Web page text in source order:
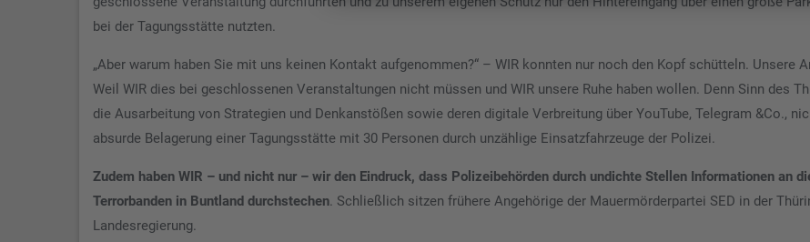
bei der Tagungsstätte nutzten.
„Aber warum haben Sie mit uns keinen Kontakt aufgenommen?“ – WIR konnten nur noch den Kopf schütteln. Unsere
Weil WIR dies bei geschlossenen Veranstaltungen nicht müssen und WIR unsere Ruhe haben wollen. Denn Sinn des
die Ausarbeitung von Strategien und Denkanstößen sowie deren digitale Verbreitung über YouTube, Telegram &Co.,
absurde Belagerung einer Tagungsstätte mit 30 Personen durch unzählige Einsatzfahrzeuge der Polizei.
Zudem haben WIR – und nicht nur – wir den Eindruck, dass Polizeibehörden durch undichte Stellen Informationen an
Terrorbanden in Buntland durchstechen. Schließlich sitzen frühere Angehörige der Mauermörderpartei SED in der
Landesregierung.